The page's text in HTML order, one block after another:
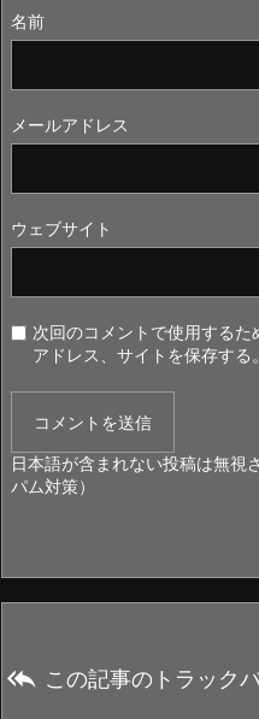
名前
メールアドレス
ウェブサイト
次回のコメントで使用する
アドレス、サイトを保存する。
日本語が含まれない投稿は無視
パム対策）
 この記事のトラック